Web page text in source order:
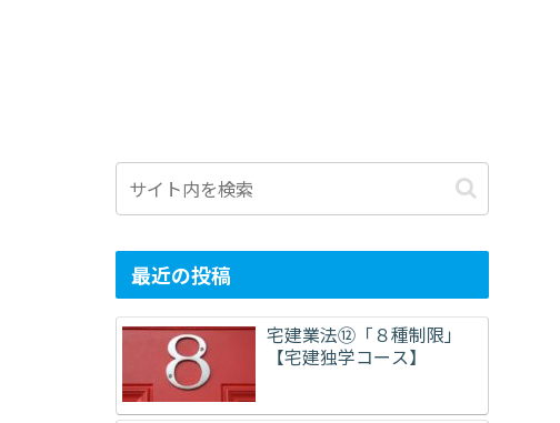
最近の投稿
宅建業法⑫「８種制限」
【宅建独学コース】